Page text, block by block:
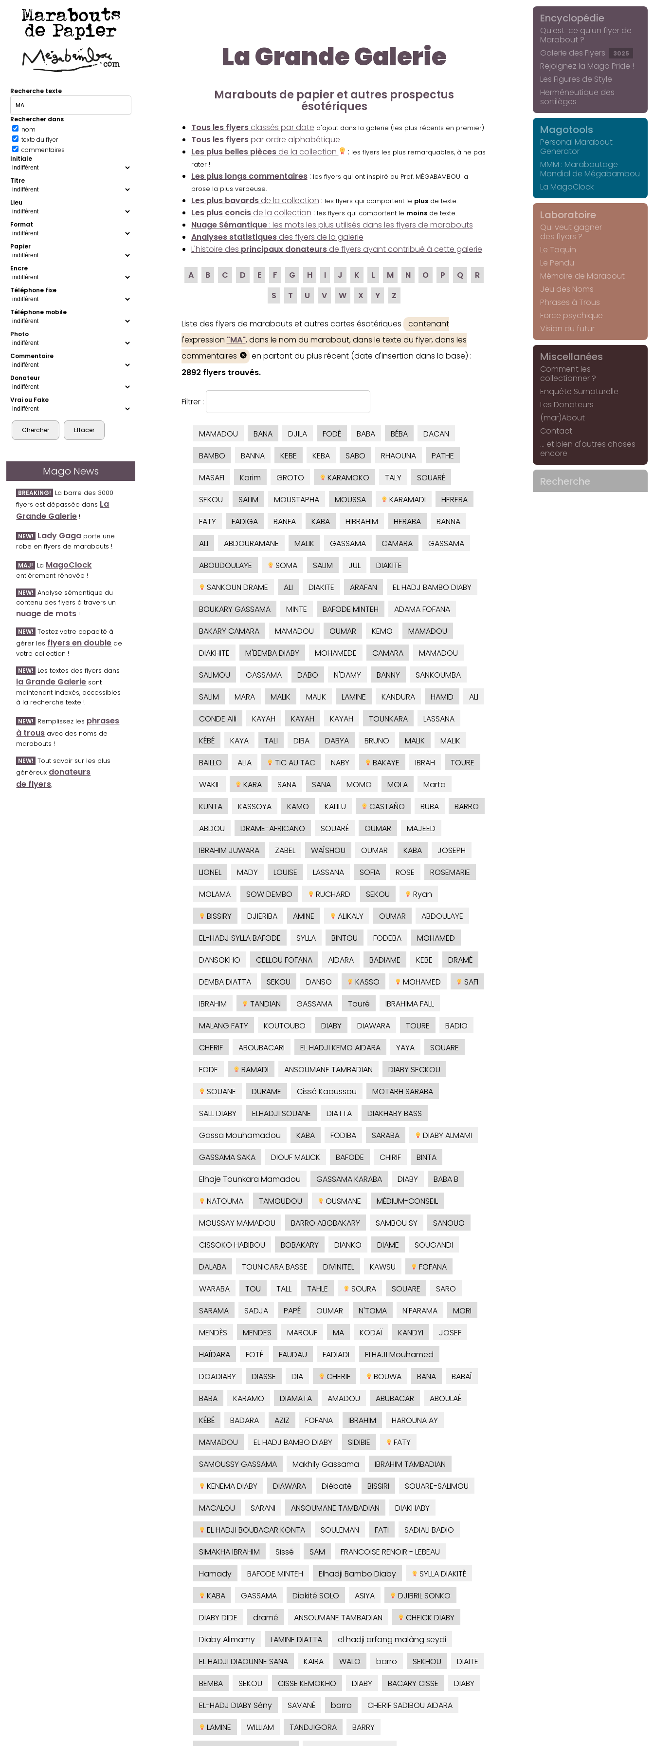
Marabouts
de Papier
Recherche texte
Rechercher dans
nom
texte du flyer
commentaires
Initiale
Titre
Lieu
Format
Papier
Encre
Téléphone fixe
Téléphone mobile
Photo
Commentaire
Donateur
Vrai ou Fake
Mago News
BREAKING! La barre des 3000
flyers est dépassée dans La
Grande Galerie !
NEW! Lady Gaga porte une
robe en flyers de marabouts !
MAJ! La MagoClock
entièrement rénovée !
NEW! Analyse sémantique du
contenu des flyers à travers un
nuage de mots !
NEW! Testez votre capacité à
gérer les flyers en double de
votre collection !
NEW! Les textes des flyers dans
la Grande Galerie sont
maintenant indexés, accessibles
à la recherche texte !
NEW! Remplissez les phrases
à trous avec des noms de
marabouts !
NEW! Tout savoir sur les plus
généreux donateurs
de flyers.
La Grande Galerie
Marabouts de papier et autres prospectus
ésotériques
Tous les flyersclassés par date d'ajout dans la galerie (les plus récents en premier)
Tous les flyerspar ordre alphabétique
Les plus belles piècesde la collection : les flyers les plus remarquables, à ne pas
rater !
Les plus longs commentaires: les flyers qui ont inspiré au Prof. MÉGABAMBOU la
prose la plus verbeuse.
Les plus bavardsde la collection : les flyers qui comportent le plusde texte.
Les plus concisde la collection : les flyers qui comportent le moinsde texte.
Nuage Sémantique: les mots les plus utilisés dans les flyers de marabouts
Analyses statistiquesdes flyers de la galerie
L'histoire des principaux donateursde flyers ayant contribué à cette galerie
A B C D E F G H I J K L M N O P Q
R
S
T U V W X Y Z
Liste des flyers de marabouts et autres cartes ésotériques
contenant
l'expression "MA", dans le nom du marabout, dans le texte du flyer, dans les
commentaires
en partant du plus récent (date d'insertion dans la base) :
2892 flyers trouvés.
Filtrer :
MAMADOU BANA DJILA FODÉ BABA BÉBA
DACAN
BAMBO
BANNA KEBE KEBA SABO RHAOUNA
PATHE
MASAFI
Karim GROTO KARAMOKO TALY
SOUARÉ
SEKOU
SALIM MOUSTAPHA MOUSSA KARAMADI
HEREBA
FATY
FADIGA BANFA KABA HIBRAHIM HERABA
BANNA
ALI
ABDOURAMANE MALIK GASSAMA CAMARA
GASSAMA
ABOUDOULAYE
SOMA SALIM JUL
DIAKITE
SANKOUN DRAME
ALI DIAKITE ARAFAN
EL HADJ BAMBO DIABY
BOUKARY GASSAMA
MINTE BAFODE MINTEH
ADAMA FOFANA
BAKARY CAMARA
MAMADOU OUMAR KEMO
MAMADOU
DIAKHITE
M'BEMBA DIABY MOHAMEDE CAMARA
MAMADOU
SALIMOU
GASSAMA DABO N'DAMY BANNY
SANKOUMBA
SALIM
MARA MALIK MALIK LAMINE KANDURA HAMID
ALI
CONDE Alli
KAYAH KAYAH KAYAH TOUNKARA
LASSANA
KÉBÉ
KAYA TALI DIBA DABYA BRUNO MALIK
MALIK
BAILLO
ALIA TIC AU TAC NABY BAKAYE IBRAH
TOURE
WAKIL
KARA SANA SANA MOMO MOLA
Marta
KUNTA
KASSOYA KAMO KALILU CASTAÑO BUBA
BARRO
ABDOU
DRAME-AFRICANO SOUARÉ OUMAR
MAJEED
IBRAHIM JUWARA
ZABEL WAÏSHOU OUMAR KABA
JOSEPH
LIONEL
MADY LOUISE LASSANA SOFIA ROSE
ROSEMARIE
MOLAMA
SOW DEMBO RUCHARD SEKOU
Ryan
BISSIRY
DJIERIBA AMINE ALIKALY OUMAR
ABDOULAYE
EL-HADJ SYLLA BAFODE
SYLLA BINTOU FODEBA
MOHAMED
DANSOKHO
CELLOU FOFANA AIDARA BADIAME KEBE
DRAMÉ
DEMBA DIATTA
SEKOU DANSO KASSO MOHAMED
SAFI
IBRAHIM
TANDIAN GASSAMA Touré
IBRAHIMA FALL
MALANG FATY
KOUTOUBO DIABY DIAWARA TOURE
BADIO
CHERIF
ABOUBACARI EL HADJI KEMO AIDARA YAYA
SOUARE
FODE
BAMADI ANSOUMANE TAMBADIAN
DIABY SECKOU
SOUANE
DURAME Cissé Kaoussou
MOTARH SARABA
SALL DIABY
ELHADJI SOUANE DIATTA
DIAKHABY BASS
Gassa Mouhamadou
KABA FODIBA SARABA
DIABY ALMAMI
GASSAMA SAKA
DIOUF MALICK BAFODE CHIRIF
BINTA
Elhaje Tounkara Mamadou
GASSAMA KARABA DIABY
BABA B
NATOUMA
TAMOUDOU OUSMANE
MÉDIUM-CONSEIL
MOUSSAY MAMADOU
BARRO ABOBAKARY SAMBOU SY
SANOUO
CISSOKO HABIBOU
BOBAKARY DIANKO DIAME
SOUGANDI
DALABA
TOUNICARA BASSE DIVINITEL KAWSU
FOFANA
WARABA
TOU TALL TAHLE SOURA SOUARE
SARO
SARAMA
SADJA PAPÉ OUMAR N'TOMA N'FARAMA
MORI
MENDÈS
MENDES MAROUF MA KODAÏ KANDYI
JOSEF
HAÏDARA
FOTÉ FAUDAU FADIADI
ELHAJI Mouhamed
DOADIABY
DIASSE DIA CHERIF BOUWA BANA
BABAÏ
BABA
KARAMO DIAMATA AMADOU ABUBACAR
ABOULAÉ
KÉBÉ
BADARA AZIZ FOFANA IBRAHIM
HAROUNA AY
MAMADOU
EL HADJ BAMBO DIABY SIDIBIE
FATY
SAMOUSSY GASSAMA
Makhily Gassama
IBRAHIM TAMBADIAN
KENEMA DIABY
DIAWARA Diébaté BISSIRI
SOUARE-SALIMOU
MACALOU
SARANI ANSOUMANE TAMBADIAN
DIAKHABY
EL HADJI BOUBACAR KONTA
SOULEMAN FATI
SADIALI BADIO
SIMAKHA IBRAHIM
Sissé SAM
FRANCOISE RENOIR - LEBEAU
Hamady
BAFODE MINTEH Elhadji Bambo Diaby
SYLLA DIAKITÈ
KABA
GASSAMA Diakité SOLO ASIYA
DJIBRIL SONKO
DIABY DIDE
dramé ANSOUMANE TAMBADIAN
CHEICK DIABY
Diaby Alimamy
LAMINE DIATTA
el hadji arfang malâng seydi
EL HADJI DIAOUNNE SANA
KAIRA WALO barro SEKHOU
DIAITE
BEMBA
SEKOU CISSE KEMOKHO DIABY BACARY CISSE
DIABY
EL-HADJ DIABY Sény
SAVANÉ barro
CHERIF SADIBOU AIDARA
LAMINE
WILLIAM TANDJIGORA
BARRY
Encyclopédie
Qu'est-ce qu'un flyer de
Marabout ?
Galerie des Flyers
3025
Rejoignez la Mago Pride !
Les Figures de Style
Herméneutique des
sortilèges
Magotools
Personal Marabout
Generator
MMM : Maraboutage
Mondial de Mégabambou
La MagoClock
Laboratoire
Qui veut gagner
des flyers ?
Le Taquin
Le Pendu
Mémoire de Marabout
Jeu des Noms
Phrases à Trous
Force psychique
Vision du futur
Miscellanées
Comment les
collectionner ?
Enquête Surnaturelle
Les Donateurs
(mar)About
Contact
... et bien d'autres choses
encore
Recherche